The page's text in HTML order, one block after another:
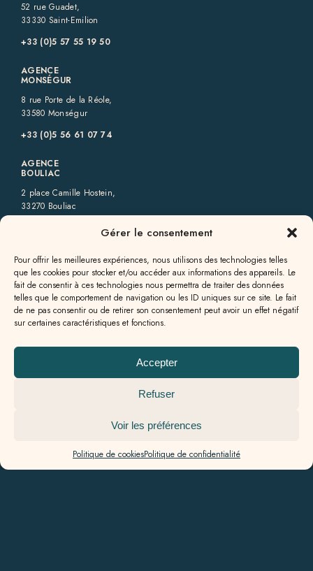
Gérer le consentement
Pour offrir les meilleures expériences, nous utilisons des technologies telles
que les cookies pour stocker et/ou accéder aux informations des appareils. Le
fait de consentir à ces technologies nous permettra de traiter des données
telles que le comportement de navigation ou les ID uniques sur ce site. Le fait
de ne pas consentir ou de retirer son consentement peut avoir un effet négatif
sur certaines caractéristiques et fonctions.
Accepter
Refuser
Voir les préférences
Politique de cookiesPolitique de confidentialité
52 rue Guadet,
33330 Saint-Emilion
+33 (0)5 57 55 19 50‬
AGENCE
MONSÉGUR
8 rue Porte de la Réole,
33580 Monségur
+33 (0)5 56 61 07 74
AGENCE
BOULIAC
2 place Camille Hostein,
33270 Bouliac
+33 (0)5 57 80 73 40‬
AGENCE
GENSAC
6 rue des Allées,
33890 Gensac
+33 (0)5 57 56 09 82‬
AGENCE
13a rue Jean Milhade,